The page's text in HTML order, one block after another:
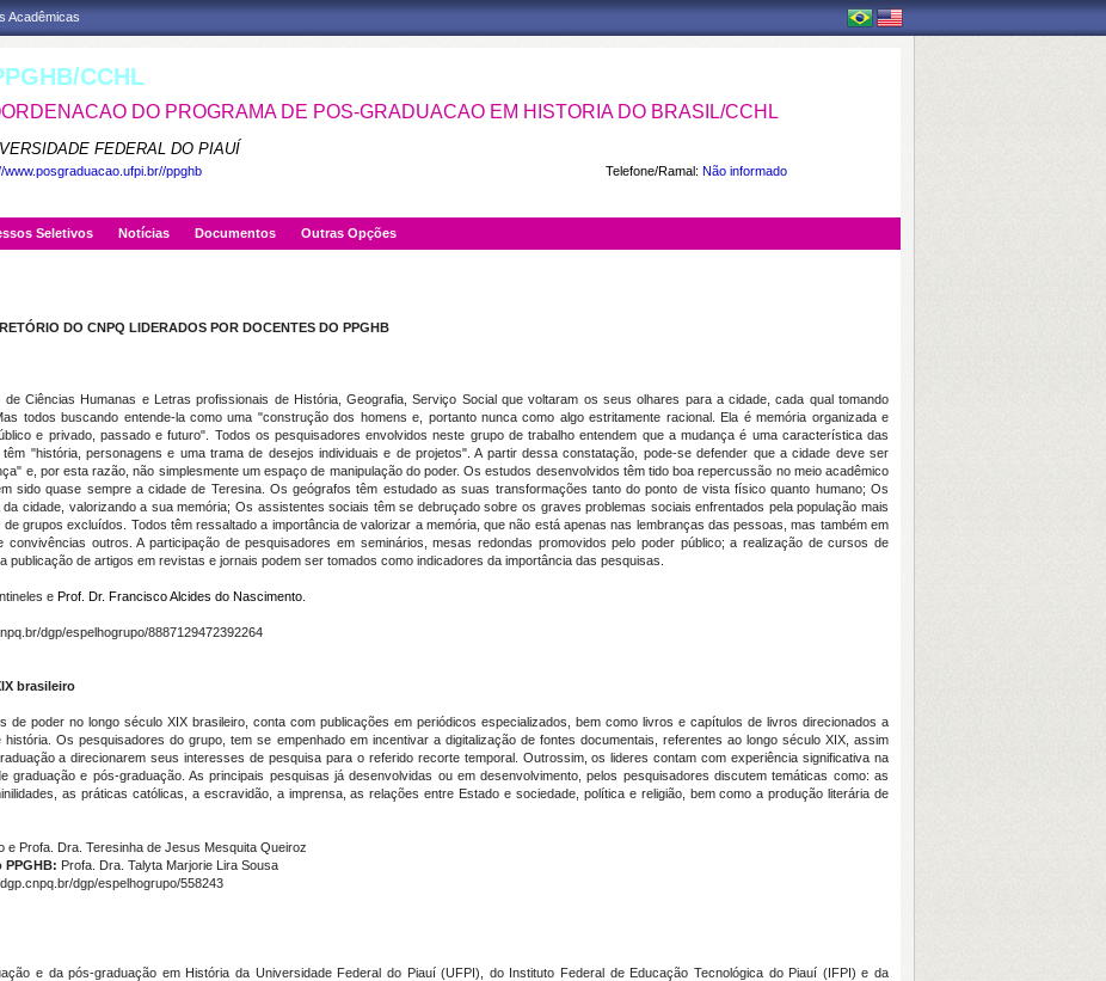
Acadêmicas
CCHL
DO PROGRAMA DE POS-GRADUACAO EM HISTORIA DO BRASIL/CCHL
FEDERAL DO PIAUÍ
Telefone/Ramal: Não informado
www.posgraduacao.ufpi.br//ppghb
Seletivos Notícias Documentos Outras Opções
DO CNPQ LIDERADOS POR DOCENTES DO PPGHB
Ciências Humanas e Letras profissionais de História, Geografia, Serviço Social que voltaram os seus olhares para a cidade, cada qual tomando
todos buscando entende-la como uma "construção dos homens e, portanto nunca como algo estritamente racional. Ela é memória organizada e
e privado, passado e futuro". Todos os pesquisadores envolvidos neste grupo de trabalho entendem que a mudança é uma característica das
"história, personagens e uma trama de desejos individuais e de projetos". A partir dessa constatação, pode-se defender que a cidade deve ser
e, por esta razão, não simplesmente um espaço de manipulação do poder. Os estudos desenvolvidos têm tido boa repercussão no meio acadêmico
sido quase sempre a cidade de Teresina. Os geógrafos têm estudado as suas transformações tanto do ponto de vista físico quanto humano; Os
cidade, valorizando a sua memória; Os assistentes sociais têm se debruçado sobre os graves problemas sociais enfrentados pela população mais
grupos excluídos. Todos têm ressaltado a importância de valorizar a memória, que não está apenas nas lembranças das pessoas, mas também em
outros. A participação de pesquisadores em seminários, mesas redondas promovidos pelo poder público; a realização de cursos de
de artigos em revistas e jornais podem ser tomados como indicadores da importância das pesquisas.
e Prof. Dr. Francisco Alcides do Nascimento
dgp/espelhogrupo/8887129472392264
brasileiro
de poder no longo século XIX brasileiro, conta com publicações em periódicos especializados, bem como livros e capítulos de livros direcionados a
Os pesquisadores do grupo, tem se empenhado em incentivar a digitalização de fontes documentais, referentes ao longo século XIX, assim
a direcionarem seus interesses de pesquisa para o referido recorte temporal. Outrossim, os lideres contam com experiência significativa na
graduação e pós-graduação. As principais pesquisas já desenvolvidas ou em desenvolvimento, pelos pesquisadores discutem temáticas como: as
as práticas católicas, a escravidão, a imprensa, as relações entre Estado e sociedade, política e religião, bem como a produção literária de
e Profa. Dra. Teresinha de Jesus Mesquita Queiroz
PPGHB: Profa. Dra. Talyta Marjorie Lira Sousa
dgp/espelhogrupo/558243
e da pós-graduação em História da Universidade Federal do Piauí (UFPI), do Instituto Federal de Educação Tecnológica do Piauí (IFPI) e da